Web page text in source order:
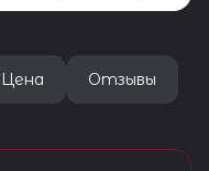
Цена Отзывы